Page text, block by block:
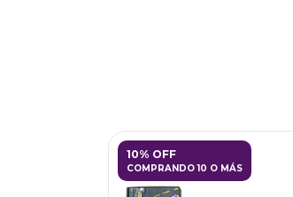
10% OFF
COMPRANDO 10 O MÁS